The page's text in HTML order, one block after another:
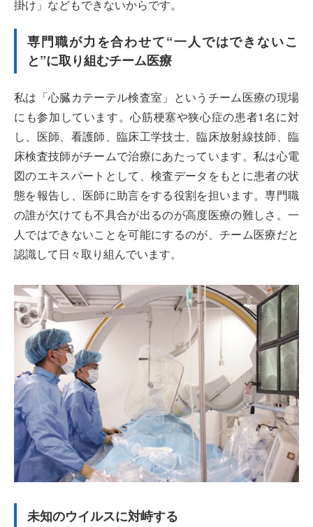
掛け」などもできないからです。
専門職が力を合わせて“一人ではできないこ
と”に取り組むチーム医療
私は「心臓カテーテル検査室」というチーム医療の現場
にも参加しています。心筋梗塞や狭心症の患者1名に対
し、医師、看護師、臨床工学技士、臨床放射線技師、臨
床検査技師がチームで治療にあたっています。私は心電
図のエキスパートとして、検査データをもとに患者の状
態を報告し、医師に助言をする役割を担います。専門職
の誰が欠けても不具合が出るのが高度医療の難しさ。一
人ではできないことを可能にするのが、チーム医療だと
認識して日々取り組んでいます。
未知のウイルスに対峙する